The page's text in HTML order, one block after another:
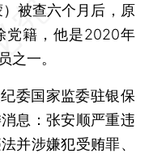
被查六个月后，原
党籍，他是2020年
之一。
委国家监委驻银保
息：张安顺严重违
并涉嫌犯受贿罪、